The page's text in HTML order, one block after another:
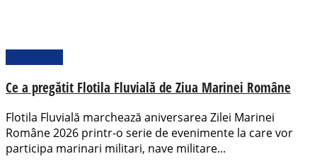
Ce a pregătit Flotila Fluvială de Ziua Marinei Române
Flotila Fluvială marchează aniversarea Zilei Marinei
Române 2026 printr-o serie de evenimente la care vor
participa marinari militari, nave militare...